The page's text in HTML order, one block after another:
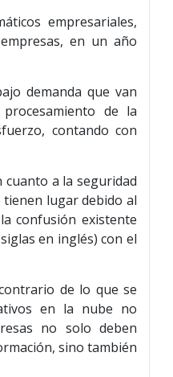
empresariales,
en un año
demanda que van
de la
contando con
a la seguridad
tienen lugar debido al
confusión existente
en inglés) con el
de lo que se
en la nube no
no solo deben
sino también